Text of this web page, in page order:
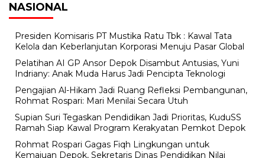
NASIONAL
Presiden Komisaris PT Mustika Ratu Tbk : Kawal Tata
Kelola dan Keberlanjutan Korporasi Menuju Pasar Global
Pelatihan AI GP Ansor Depok Disambut Antusias, Yuni
Indriany: Anak Muda Harus Jadi Pencipta Teknologi
Pengajian Al-Hikam Jadi Ruang Refleksi Pembangunan,
Rohmat Rospari: Mari Menilai Secara Utuh
Supian Suri Tegaskan Pendidikan Jadi Prioritas, KuduSS
Ramah Siap Kawal Program Kerakyatan Pemkot Depok
Rohmat Rospari Gagas Fiqh Lingkungan untuk
Kemajuan Depok, Sekretaris Dinas Pendidikan Nilai